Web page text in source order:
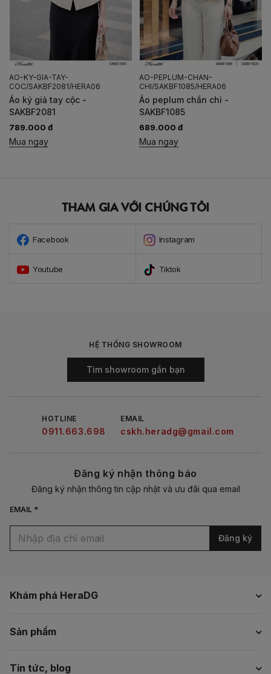
AO-KY-GIA-TAY-
COC/SAKBF2081/HERA06
Áo ký giả tay cộc -
SAKBF2081
789.000 đ
Mua ngay
AO-PEPLUM-CHAN-
CHI/SAKBF1085/HERA06
Áo peplum chần chỉ -
SAKBF1085
689.000 đ
Mua ngay
THAM GIA VỚI CHÚNG TÔI
Facebook Instagram
Youtube Tiktok
Khám phá HeraDG
Sản phẩm
Tin tức, blog
HỆ THỐNG SHOWROOM
Tìm showroom gần bạn
HOTLINE
0911.663.698
EMAIL
cskh.heradg@gmail.com
Đăng ký nhận thông báo
Đăng ký nhận thông tin cập nhật và ưu đãi qua email
EMAIL *
Đăng ký